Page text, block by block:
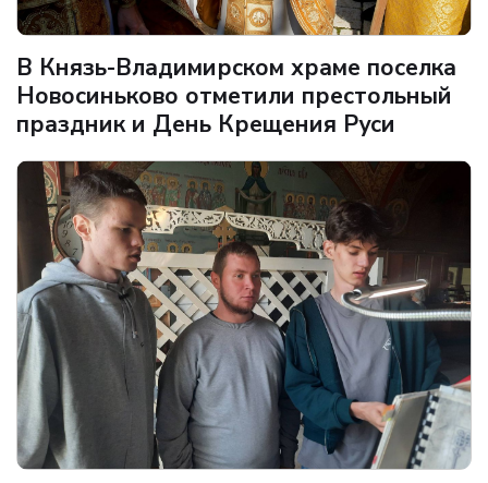
В Князь-Владимирском храме поселка
Новосиньково отметили престольный
праздник и День Крещения Руси